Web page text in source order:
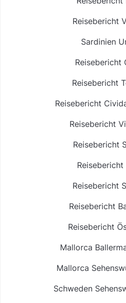
Reisebericht
Sardinien
Reisebericht
Reisebericht
Reisebericht
Reisebericht
Reisebericht
Reisebericht
Reisebericht
Reisebericht
Reisebericht
Mallorca
Mallorca
Schweden